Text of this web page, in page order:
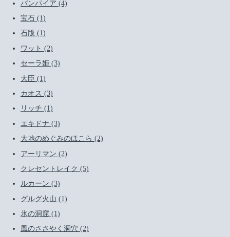
バンパイア (4)
宝石 (1)
石版 (1)
ワット (2)
セーラ姫 (3)
大臣 (1)
カオス (3)
リッチ (1)
エキドナ (3)
大地のめぐみのほこら (2)
アーリマン (2)
クレセントレイク (5)
ルカーン (3)
グルグ火山 (1)
氷の洞窟 (1)
風のささやく洞穴 (2)